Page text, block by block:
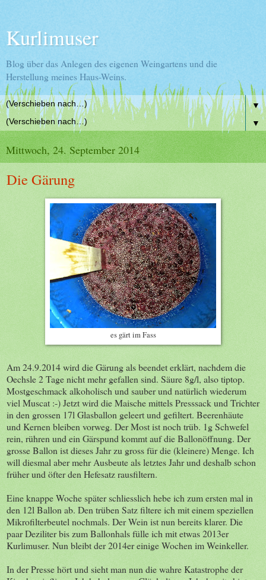
Kurlimuser
Blog über das Anlegen des eigenen Weingartens und die
Herstellung meines Haus-Weins.
▼
▼
Mittwoch, 24. September 2014
Die Gärung
es gärt im Fass
Am 24.9.2014 wird die Gärung als beendet erklärt, nachdem die
Oechsle 2 Tage nicht mehr gefallen sind. Säure 8g/l, also tiptop.
Mostgeschmack alkoholisch und sauber und natürlich wiederum
viel Muscat :-) Jetzt wird die Maische mittels Presssack und Trichter
in den grossen 17l Glasballon geleert und gefiltert. Beerenhäute
und Kernen bleiben vorweg. Der Most ist noch trüb. 1g Schwefel
rein, rühren und ein Gärspund kommt auf die Ballonöffnung. Der
grosse Ballon ist dieses Jahr zu gross für die (kleinere) Menge. Ich
will diesmal aber mehr Ausbeute als letztes Jahr und deshalb schon
früher und öfter den Hefesatz rausfiltern.
Eine knappe Woche später schliesslich hebe ich zum ersten mal in
den 12l Ballon ab. Den trüben Satz filtere ich mit einem speziellen
Mikrofilterbeutel nochmals. Der Wein ist nun bereits klarer. Die
paar Deziliter bis zum Ballonhals fülle ich mit etwas 2013er
Kurlimuser. Nun bleibt der 2014er einige Wochen im Weinkeller.
In der Presse hört und sieht man nun die wahre Katastrophe der